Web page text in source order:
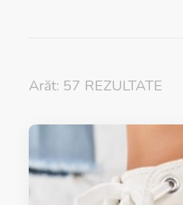
Arăt: 57 REZULTATE